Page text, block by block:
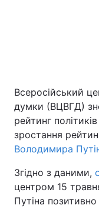
Всеросійський
думки (ВЦВГД)
рейтинг
зростання
Володимира
Згідно з даними,
центром 15
Путіна позитивно